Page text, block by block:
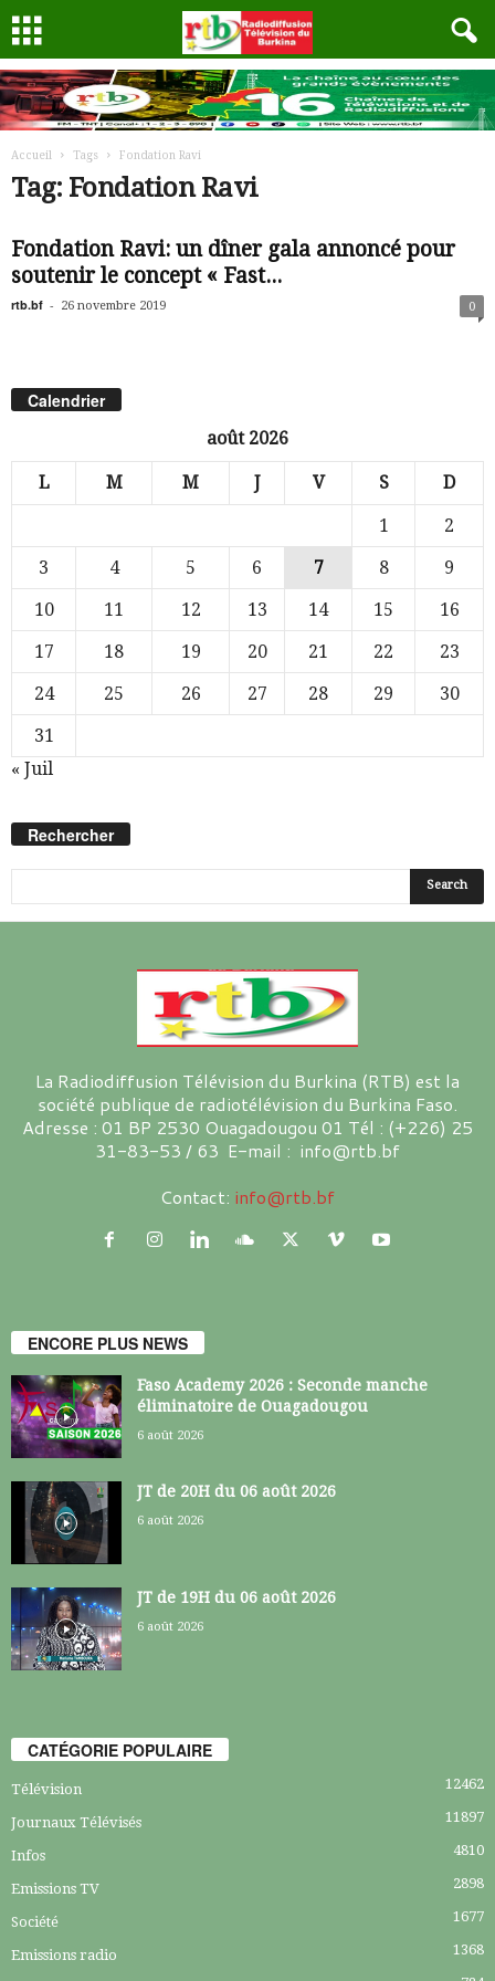
Accueil Tags Fondation Ravi
Tag: Fondation Ravi
Fondation Ravi: un dîner gala annoncé pour
soutenir le concept « Fast...
rtb.bf - 26 novembre 2019 0
Calendrier
août 2026
L M M J V S D
1
2
3
4 5 6 7 8
9
10
11 12 13 14 15
16
17
18 19 20 21 22
23
24
25 26 27 28 29
30
31
« Juil
Rechercher
La Radiodiffusion Télévision du Burkina (RTB) est la
société publique de radiotélévision du Burkina Faso.
Adresse : 01 BP 2530 Ouagadougou 01 Tél : (+226) 25
31-83-53 / 63 E-mail : info@rtb.bf
Contact: info@rtb.bf
ENCORE PLUS NEWS
Faso Academy 2026 : Seconde manche
éliminatoire de Ouagadougou
6 août 2026
JT de 20H du 06 août 2026
6 août 2026
JT de 19H du 06 août 2026
6 août 2026
CATÉGORIE POPULAIRE
Télévision 12462
Journaux Télévisés 11897
Infos 4810
Emissions TV 2898
Société 1677
Emissions radio 1368